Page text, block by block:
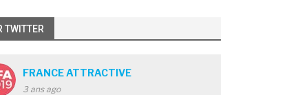
TWITTER
FRANCE ATTRACTIVE
3 ans ago